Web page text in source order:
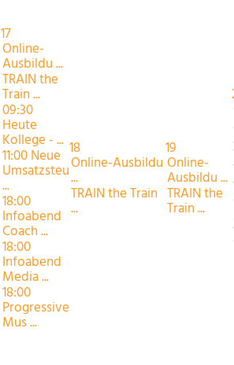
17
Online-
Ausbildu ...
TRAIN the
Train ...
09:30
Heute
Kollege - ...
11:00 Neue
Umsatzsteu
...
18:00
Infoabend
Coach ...
18:00
Infoabend
Media ...
18:00
Progressive
Mus ...
18
Online-Ausbildu
...
TRAIN the Train
...
19
Online-
Ausbildu ...
TRAIN the
Train ...